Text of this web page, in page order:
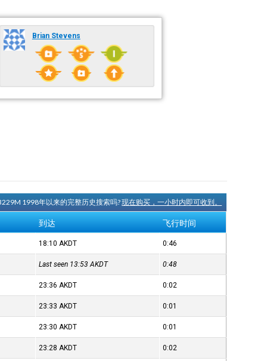
Brian Stevens
1998年以来的完整历史搜索吗?现在购买，一小时内即可收到。
到达 飞行时间
18:10AKDT 0:46
Last seen 13:53AKDT 0:48
23:36AKDT 0:02
23:33AKDT 0:01
23:30AKDT 0:01
23:28AKDT 0:02